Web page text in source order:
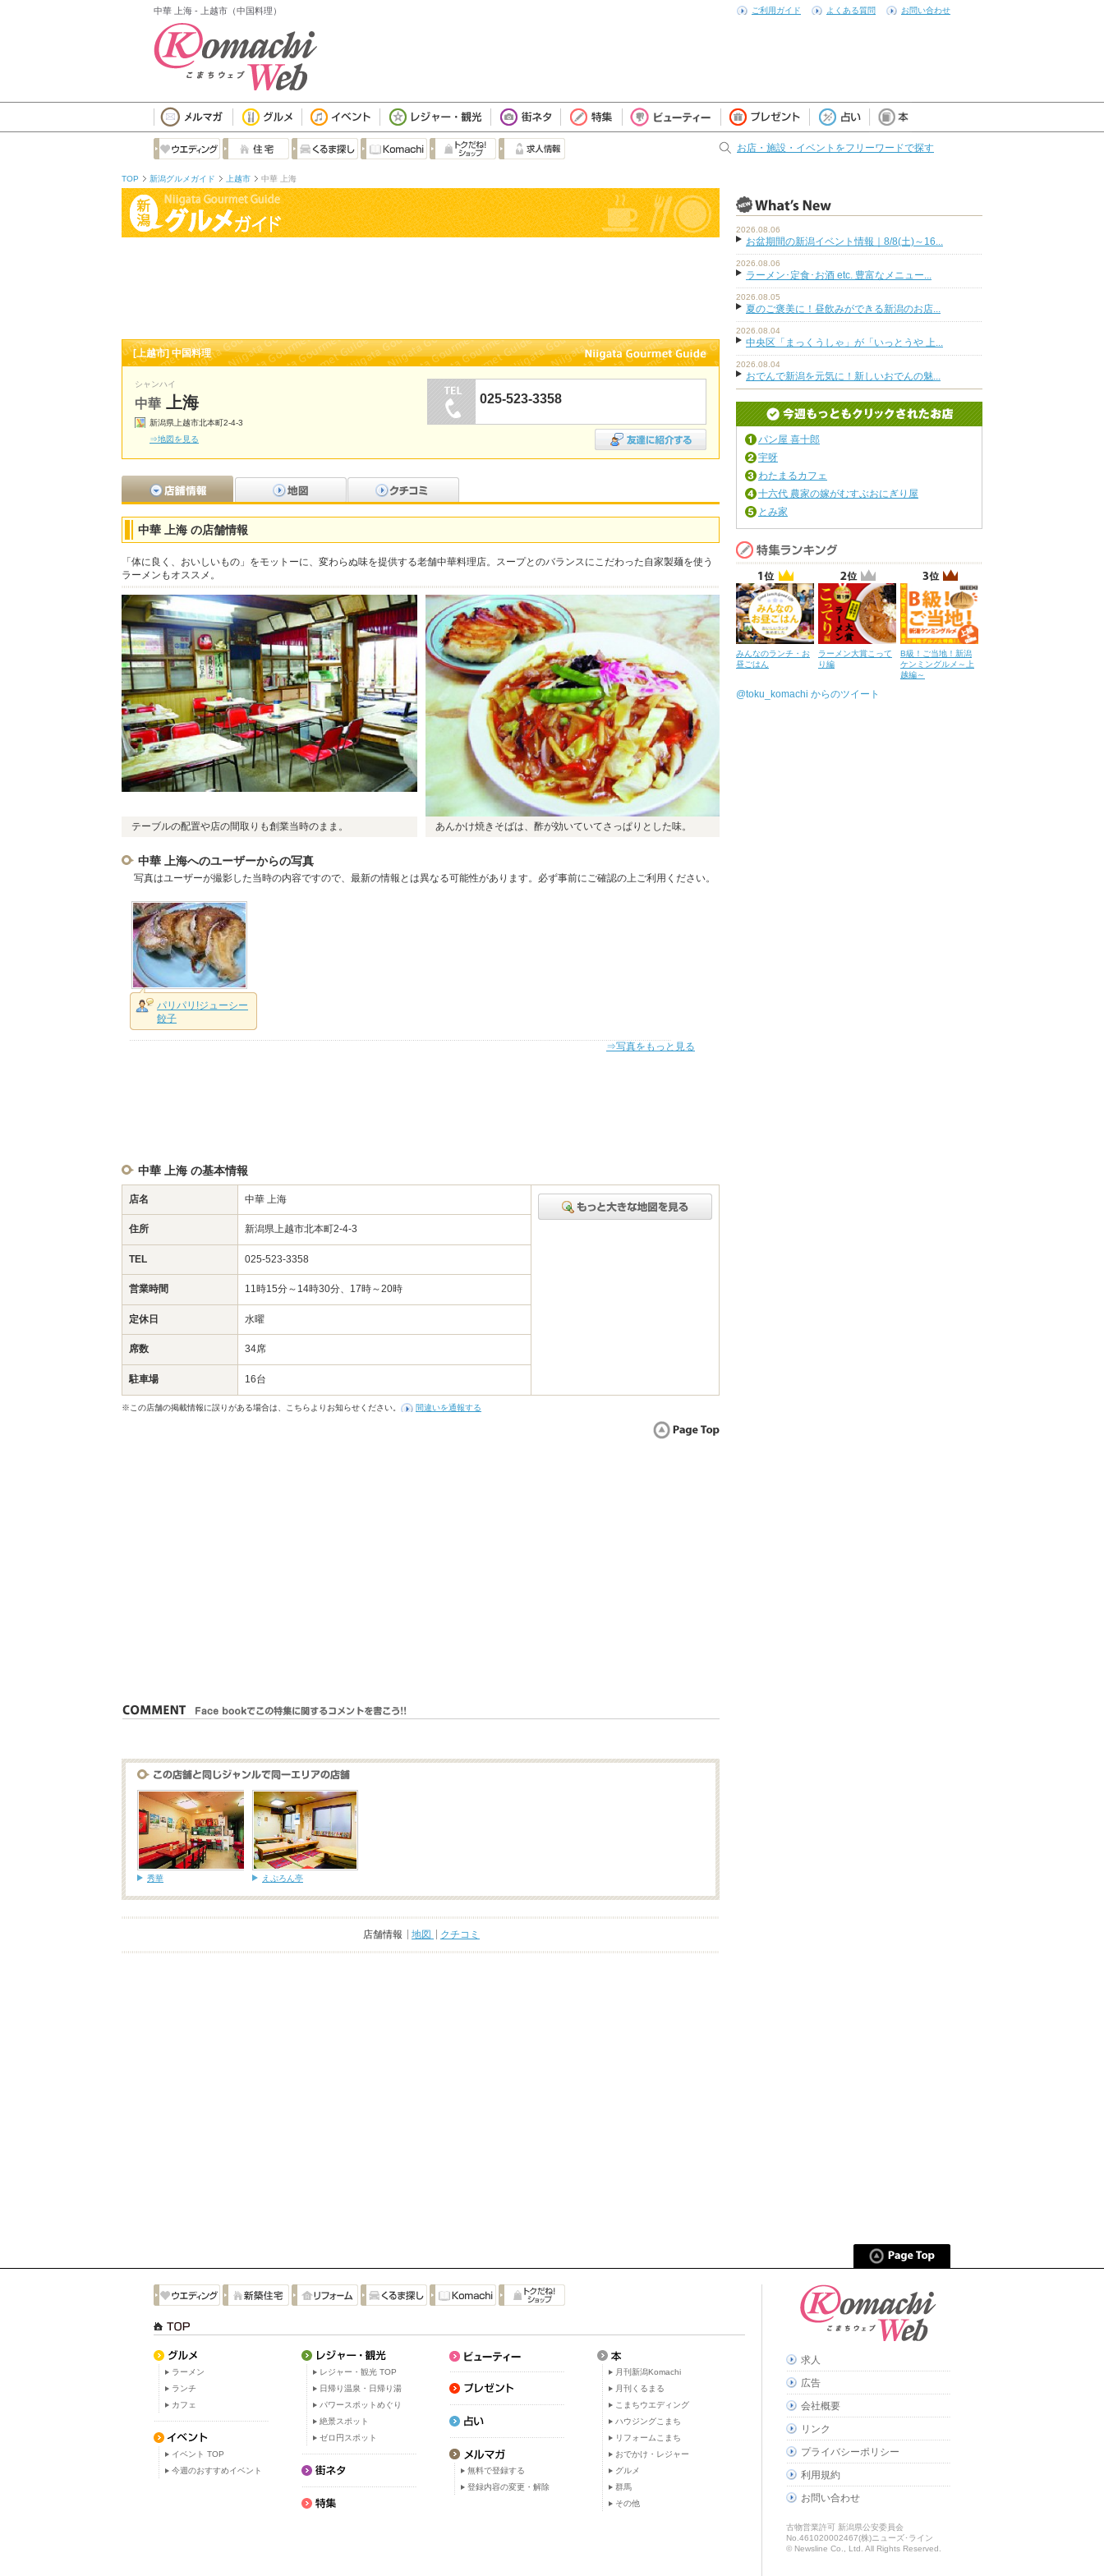
中華 上海 - 上越市（中国料理） ご利用ガイド よくある質問 お問い合わせ
お店・施設・イベントをフリーワードで探す
TOP 新潟グルメガイド 上越市 中華 上海
[上越市] 中国料理
シャンハイ
中華 上海
新潟県上越市北本町2-4-3
⇒地図を見る
025-523-3358
中華 上海 の店舗情報
「体に良く、おいしいもの」をモットーに、変わらぬ味を提供する老舗中華料理店。スープとのバランスにこだわった自家製麺を使う
ラーメンもオススメ。
テーブルの配置や店の間取りも創業当時のまま。 あんかけ焼きそばは、酢が効いていてさっぱりとした味。
中華 上海へのユーザーからの写真
写真はユーザーが撮影した当時の内容ですので、最新の情報とは異なる可能性があります。必ず事前にご確認の上ご利用ください。
パリパリ!ジューシー
餃子
⇒写真をもっと見る
中華 上海 の基本情報
店名 中華 上海
住所 新潟県上越市北本町2-4-3
TEL 025-523-3358
営業時間 11時15分～14時30分、17時～20時
定休日 水曜
席数 34席
駐車場 16台
※この店舗の掲載情報に誤りがある場合は、こちらよりお知らせください。 間違いを通報する
秀華 えぷろん亭
店舗情報 地図 クチコミ
2026.08.06
お盆期間の新潟イベント情報｜8/8(土)～16...
2026.08.06
ラーメン･定食･お酒 etc. 豊富なメニュー...
2026.08.05
夏のご褒美に！昼飲みができる新潟のお店...
2026.08.04
中央区「まっくうしゃ」が「いっとうや 上...
2026.08.04
おでんで新潟を元気に！新しいおでんの魅...
パン屋 喜十郎
宇呀
わたまるカフェ
十六代 農家の嫁がむすぶおにぎり屋
とみ家
みんなのランチ・お
昼ごはん
ラーメン大賞こって
り編
B級！ご当地！新潟
ケンミングルメ～上
越編～
@toku_komachi からのツイート
ラーメン
ランチ
カフェ
イベント TOP
今週のおすすめイベント
レジャー・観光 TOP
日帰り温泉・日帰り湯
パワースポットめぐり
絶景スポット
ゼロ円スポット
無料で登録する
登録内容の変更・解除
月刊新潟Komachi
月刊くるまる
こまちウエディング
ハウジングこまち
リフォームこまち
おでかけ・レジャー
グルメ
群馬
その他
求人
広告
会社概要
リンク
プライバシーポリシー
利用規約
お問い合わせ
古物営業許可 新潟県公安委員会
No.461020002467(株)ニューズ･ライン
© Newsline Co., Ltd. All Rights Reserved.